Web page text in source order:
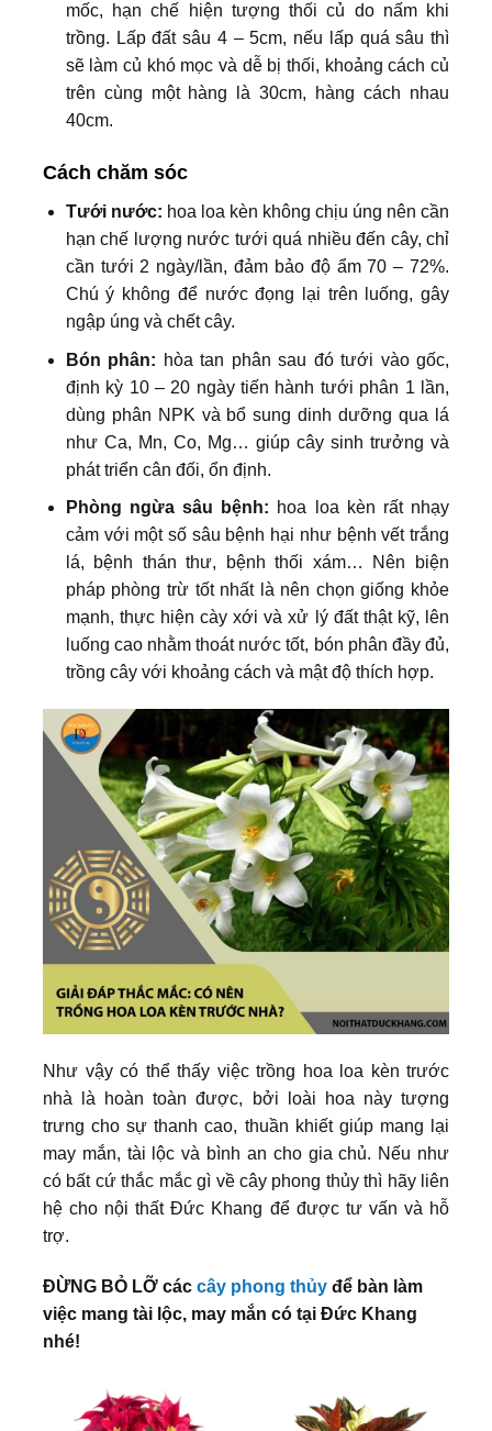
mốc, hạn chế hiện tượng thối củ do nấm khi
trồng. Lấp đất sâu 4 – 5cm, nếu lấp quá sâu thì
sẽ làm củ khó mọc và dễ bị thối, khoảng cách củ
trên cùng một hàng là 30cm, hàng cách nhau
40cm.
Cách chăm sóc
Tưới nước: hoa loa kèn không chịu úng nên cần
hạn chế lượng nước tưới quá nhiều đến cây, chỉ
cần tưới 2 ngày/lần, đảm bảo độ ẩm 70 – 72%.
Chú ý không để nước đọng lại trên luống, gây
ngập úng và chết cây.
Bón phân: hòa tan phân sau đó tưới vào gốc,
định kỳ 10 – 20 ngày tiến hành tưới phân 1 lần,
dùng phân NPK và bổ sung dinh dưỡng qua lá
như Ca, Mn, Co, Mg… giúp cây sinh trưởng và
phát triển cân đối, ổn định.
Phòng ngừa sâu bệnh: hoa loa kèn rất nhạy
cảm với một số sâu bệnh hại như bệnh vết trắng
lá, bệnh thán thư, bệnh thối xám… Nên biện
pháp phòng trừ tốt nhất là nên chọn giống khỏe
mạnh, thực hiện cày xới và xử lý đất thật kỹ, lên
luống cao nhằm thoát nước tốt, bón phân đầy đủ,
trồng cây với khoảng cách và mật độ thích hợp.
Như vậy có thể thấy việc trồng hoa loa kèn trước
nhà là hoàn toàn được, bởi loài hoa này tượng
trưng cho sự thanh cao, thuần khiết giúp mang lại
may mắn, tài lộc và bình an cho gia chủ. Nếu như
có bất cứ thắc mắc gì về cây phong thủy thì hãy liên
hệ cho nội thất Đức Khang để được tư vấn và hỗ
trợ.
ĐỪNG BỎ LỠ các cây phong thủy để bàn làm
việc mang tài lộc, may mắn có tại Đức Khang
nhé!